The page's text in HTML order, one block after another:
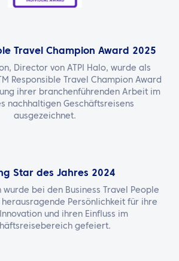
Travel Champion Award 2025
Director von ATPI Halo, wurde als
Responsible Travel Champion Award
ihrer branchenführenden Arbeit im
nachhaltigen Geschäftsreisens
ausgezeichnet.
Star des Jahres 2024
wurde bei den Business Travel People
herausragende Persönlichkeit für ihre
und ihren Einfluss im
gefeiert.